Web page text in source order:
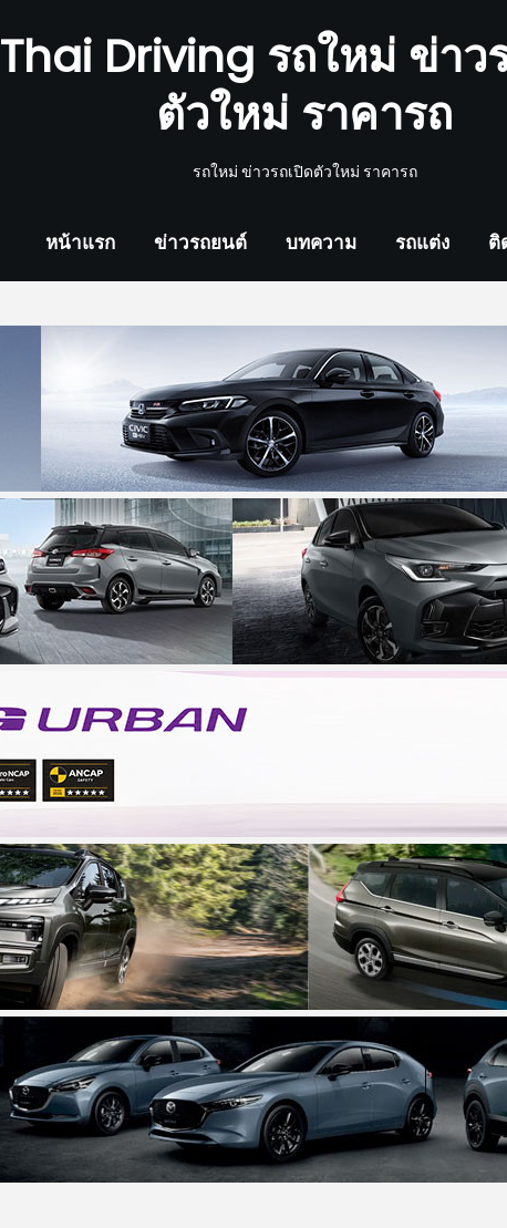
Thai Driving รถใหม่ ข่าว
ตัวใหม่ ราคารถ
รถใหม่ ข่าวรถเปิดตัวใหม่ ราคารถ
หน้าแรก ข่าวรถยนต์ บทความ รถแต่ง ติ